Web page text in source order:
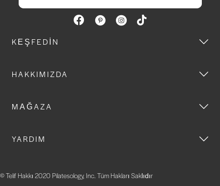
KEŞFEDIN
HAKKIMIZDA
MAĞAZA
YARDIM
© Telif Hakkı 2020 Pilatesology, Inc. Tüm Hakları Saklıdır